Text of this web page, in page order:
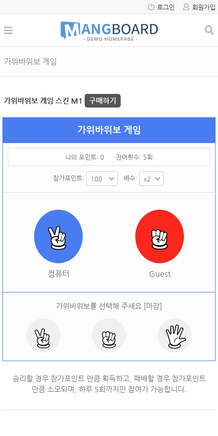
로그인 회원가입
가위바위보 게임
가위바위보 게임 스킨 M1 구매하기
가위바위보 게임
나의 포인트: 0 잔여횟수: 5회
참가포인트: 배수:
컴퓨터 Guest
가위바위보를 선택해 주세요 [마감]
오늘 승률: 오늘 결과: ]
승리할 경우 참가포인트 만큼 획득하고, 패배할 경우 참가포인트
만큼 소모되며, 하루 5회까지만 참여가 가능합니다.